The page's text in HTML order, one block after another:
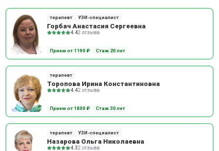
терапевт УЗИ-специалист
Горбач Анастасия Сергеевна
4.42 отзыва
Прием от 1190 ₽ Стаж 20 лет
терапевт
Торопова Ирина Константиновна
4.42 отзыва
Прием от 1800 ₽ Стаж 30 лет
терапевт УЗИ-специалист
Назарова Ольга Николаевна
4.32 отзыва